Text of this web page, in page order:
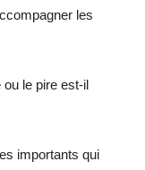
les
le pire est-il
importants qui